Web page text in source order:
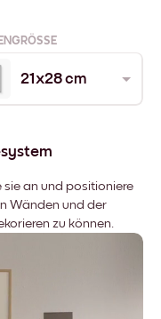
21x28 cm
sie an und positioniere
Wänden und der
zu können.